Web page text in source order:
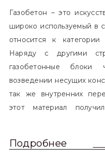
Газобетон – это
широко используемый в
относится к категории
Наряду с другими
газобетонные блоки часто используются при
возведении несущих
так же внутренних
этот материал
обычный одинарный
Подробнее